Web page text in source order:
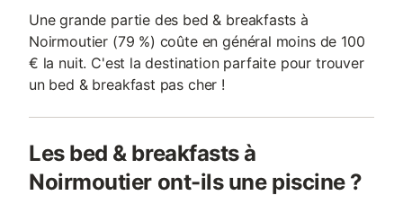
Une grande partie des bed & breakfasts à
Noirmoutier (79 %) coûte en général moins de 100
€ la nuit. C'est la destination parfaite pour trouver
un bed & breakfast pas cher !
Les bed & breakfasts à
Noirmoutier ont-ils une piscine ?